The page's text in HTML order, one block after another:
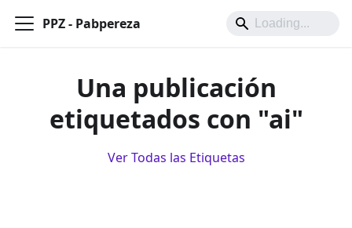
PPZ - Pabpereza
Una publicación
etiquetados con "ai"
Ver Todas las Etiquetas